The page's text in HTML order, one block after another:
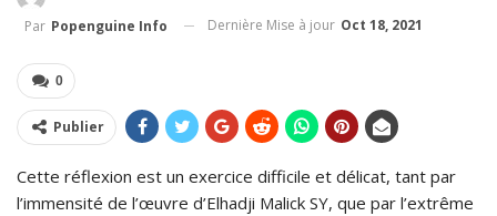
Par Popenguine Info Dernière Mise à jour Oct 18, 2021
0
Publier
Cette réflexion est un exercice difficile et délicat, tant par
l’immensité de l’œuvre d’Elhadji Malick SY, que par l’extrême